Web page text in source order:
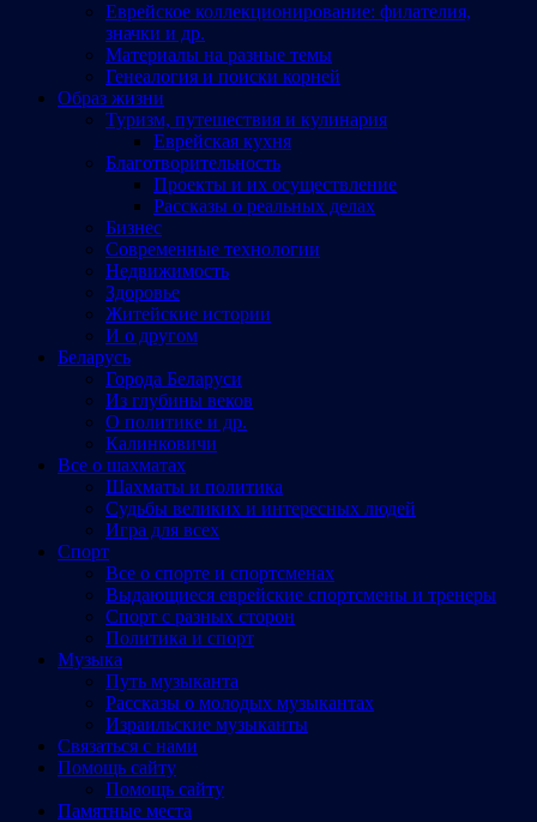
Еврейское коллекционирование: филателия,
значки и др.
Материалы на разные темы
Генеалогия и поиски корней
Образ жизни
Туризм, путешествия и кулинария
Еврейская кухня
Благотворительность
Проекты и их осуществление
Рассказы о реальных делах
Бизнес
Современные технологии
Недвижимость
Здоровье
Житейские истории
И о другом
Беларусь
Города Беларуси
Из глубины веков
О политике и др.
Калинковичи
Все о шахматах
Шахматы и политика
Судьбы великих и интересных людей
Игра для всех
Спорт
Все о спорте и спортсменах
Выдающиеся еврейские спортсмены и тренеры
Спорт с разных сторон
Политика и спорт
Музыка
Путь музыканта
Рассказы о молодых музыкантах
Израильские музыканты
Cвязаться с нами
Помощь сайту
Помощь сайту
Памятные места